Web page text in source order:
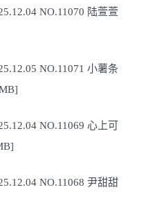
NO.11070 陆萱萱
NO.11071 小薯条
NO.11069 心上可
NO.11068 尹甜甜